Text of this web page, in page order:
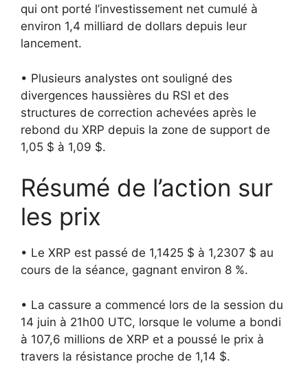
qui ont porté l’investissement net cumulé à
environ 1,4 milliard de dollars depuis leur
lancement.
• Plusieurs analystes ont souligné des
divergences haussières du RSI et des
structures de correction achevées après le
rebond du XRP depuis la zone de support de
1,05 $ à 1,09 $.
Résumé de l’action sur
les prix
• Le XRP est passé de 1,1425 $ à 1,2307 $ au
cours de la séance, gagnant environ 8 %.
• La cassure a commencé lors de la session du
14 juin à 21h00 UTC, lorsque le volume a bondi
à 107,6 millions de XRP et a poussé le prix à
travers la résistance proche de 1,14 $.